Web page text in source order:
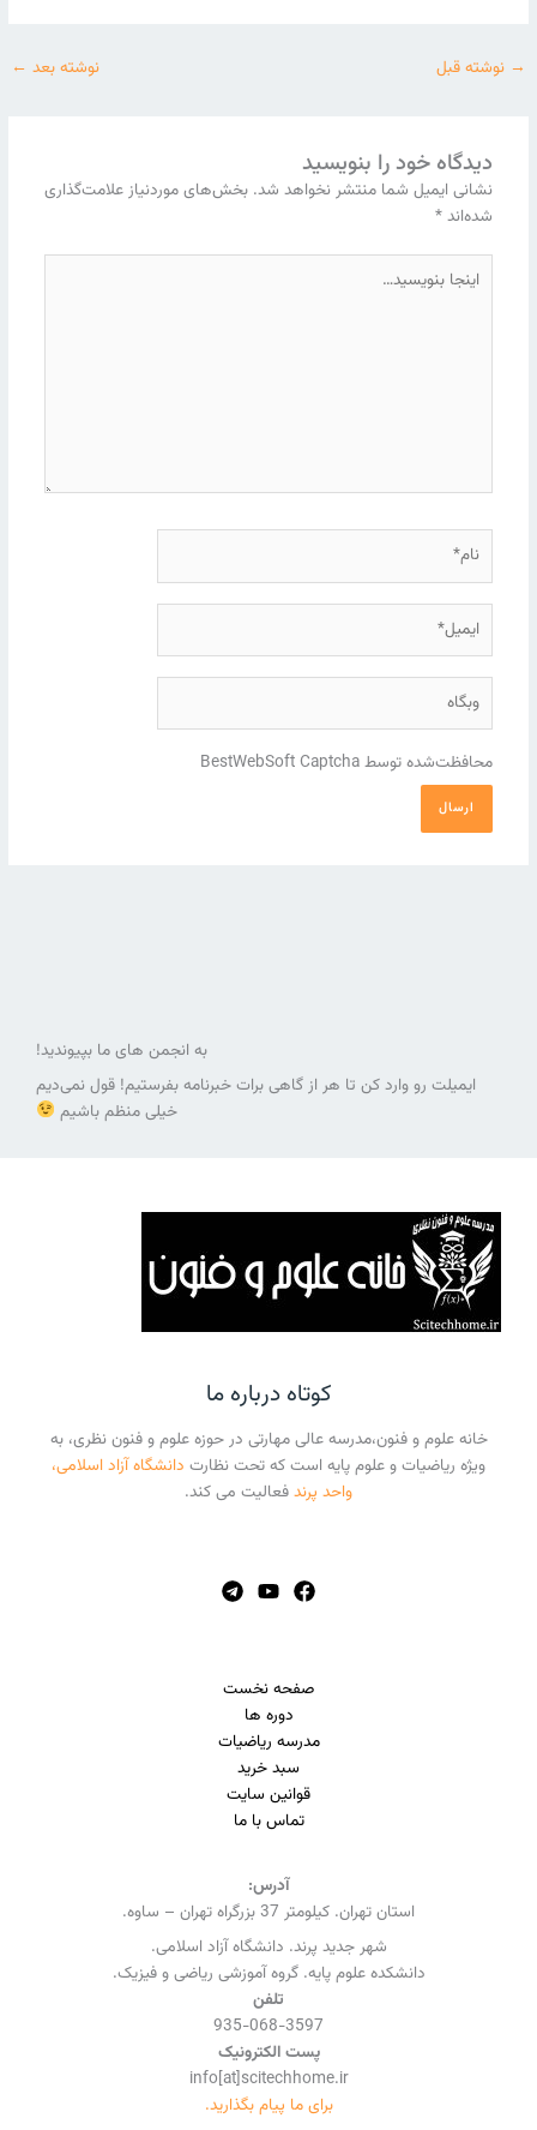
→ نوشته قبل نوشته بعد ←
دیدگاه‌ خود را بنویسید
نشانی ایمیل شما منتشر نخواهد شد. بخش‌های موردنیاز علامت‌گذاری
شده‌اند*
بنویسید…
نام*
وبگاه
محافظت‌شده توسط BestWebSoft Captcha
به انجمن های ما بپیوندید!
ایمیلت رو وارد کن تا هر از گاهی برات خبرنامه بفرستیم! قول نمی‌دیم
خیلی منظم باشیم
کوتاه درباره ما
خانه علوم و فنون،مدرسه عالی مهارتی در حوزه علوم و فنون نظری، به
ویژه ریاضیات و علوم پایه است که تحت نظارت دانشگاه آزاد اسلامی،
واحد پرندفعالیت می کند.
صفحه نخست
دوره ها
مدرسه ریاضیات
سبد خرید
قوانین سایت
تماس با ما
آدرس:
استان تهران. کیلومتر 37 بزرگراه تهران – ساوه.
شهر جدید پرند. دانشگاه آزاد اسلامی.
دانشکده علوم پایه. گروه آموزشی ریاضی و فیزیک.
تلفن
935-068-3597
پست الکترونیک
info[at]scitechhome.ir
برای ما پیام بگذارید.